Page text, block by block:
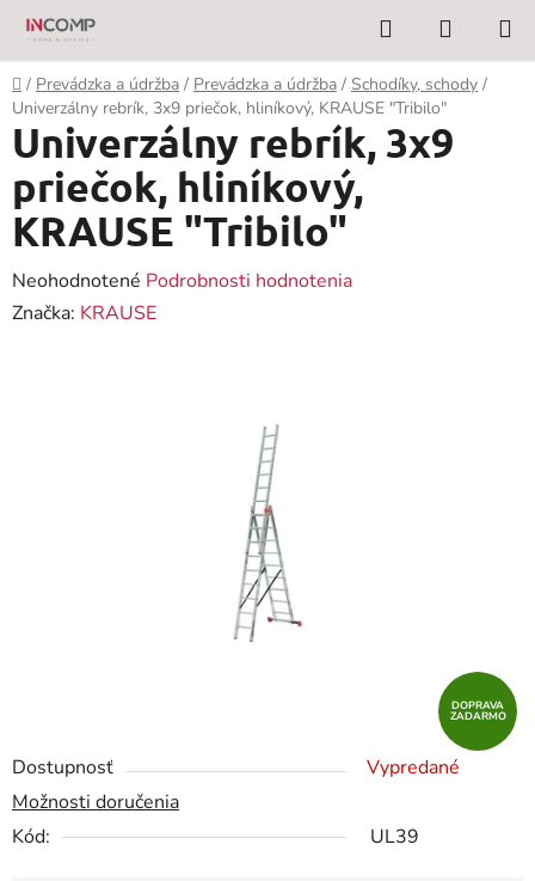
Prejsť
obsah
Hľadať
KOŠÍK
Domov
/ Prevádzka a údržba / Prevádzka a údržba / Schodíky, schody /
Univerzálny rebrík, 3x9 priečok, hliníkový, KRAUSE "Tribilo"
Dostupnosť
Vypredané
Možnosti doručenia
Kód:
UL39
Univerzálny rebrík, 3x9
priečok, hliníkový,
KRAUSE "Tribilo"
Priemerné
hodnotenie
Neohodnotené Podrobnosti hodnotenia
Značka: KRAUSE
DOPRAVA
ZADARMO